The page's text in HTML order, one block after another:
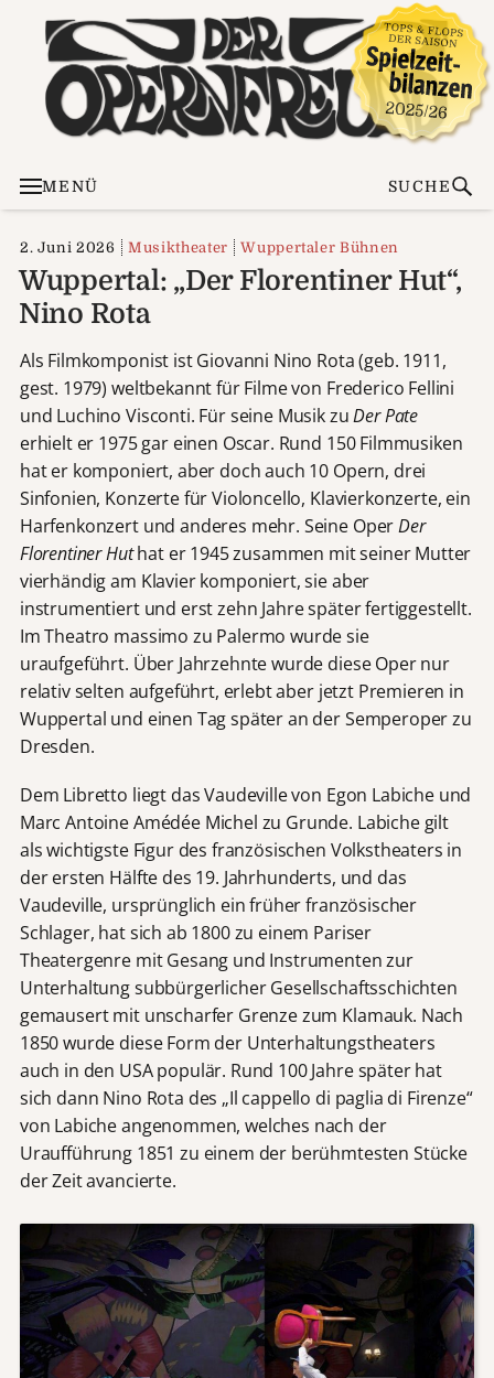
MENÜ SUCHE
2. Juni 2026 Musiktheater Wuppertaler Bühnen
Wuppertal: „Der Florentiner Hut“,
Nino Rota
Als Filmkomponist ist Giovanni Nino Rota (geb. 1911,
gest. 1979) weltbekannt für Filme von Frederico Fellini
und Luchino Visconti. Für seine Musik zuDer Pate
erhielt er 1975 gar einen Oscar. Rund 150 Filmmusiken
hat er komponiert, aber doch auch 10 Opern, drei
Sinfonien, Konzerte für Violoncello, Klavierkonzerte, ein
Harfenkonzert und anderes mehr. Seine OperDer
Florentiner Huthat er 1945 zusammen mit seiner Mutter
vierhändig am Klavier komponiert, sie aber
instrumentiert und erst zehn Jahre später fertiggestellt.
Im Theatro massimo zu Palermo wurde sie
uraufgeführt. Über Jahrzehnte wurde diese Oper nur
relativ selten aufgeführt, erlebt aber jetzt Premieren in
Wuppertal und einen Tag später an der Semperoper zu
Dresden.
Dem Libretto liegt das Vaudeville von Egon Labiche und
Marc Antoine Amédée Michel zu Grunde. Labiche gilt
als wichtigste Figur des französischen Volkstheaters in
der ersten Hälfte des 19. Jahrhunderts, und das
Vaudeville, ursprünglich ein früher französischer
Schlager, hat sich ab 1800 zu einem Pariser
Theatergenre mit Gesang und Instrumenten zur
Unterhaltung subbürgerlicher Gesellschaftsschichten
gemausert mit unscharfer Grenze zum Klamauk. Nach
1850 wurde diese Form der Unterhaltungstheaters
auch in den USA populär. Rund 100 Jahre später hat
sich dann Nino Rota des „Il cappello di paglia di Firenze“
von Labiche angenommen, welches nach der
Uraufführung 1851 zu einem der berühmtesten Stücke
der Zeit avancierte.